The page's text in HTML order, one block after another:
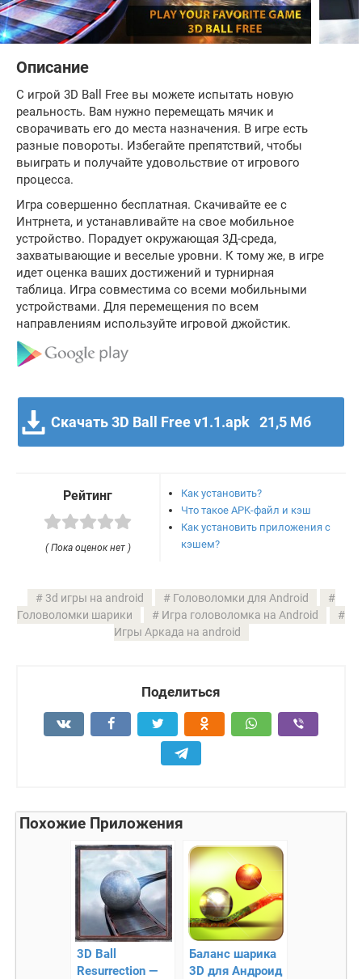
Описание
С игрой 3D Ball Free вы можете испытать новую
реальность. Вам нужно перемещать мячик и
сворачивать его до места назначения. В игре есть
разные повороты. Избегайте препятствий, чтобы
выиграть и получайте удовольствие от игрового
процесса.
Игра совершенно бесплатная. Скачивайте ее с
Интрнета, и устанавливайте на свое мобильное
устройство. Порадует окружающая 3Д-среда,
захватывающие и веселые уровни. К тому же, в игре
идет оценка ваших достижений и турнирная
таблица. Игра совместима со всеми мобильными
устройствами. Для перемещения по всем
направлениям используйте игровой джойстик.
Скачать 3D Ball Free v1.1.apk 21,5 Мб
Рейтинг
( Пока оценок нет )
Как установить?
Что такое APK-файл и кэш
Как установить приложения с
кэшем?
3d игры на android
Головоломки для Android
Головоломки шарики
Игра головоломка на Android
Игры Аркада на android
Поделиться
Похожие Приложения
3D Ball
Resurrection —
Баланс шарика
3D для Андроид